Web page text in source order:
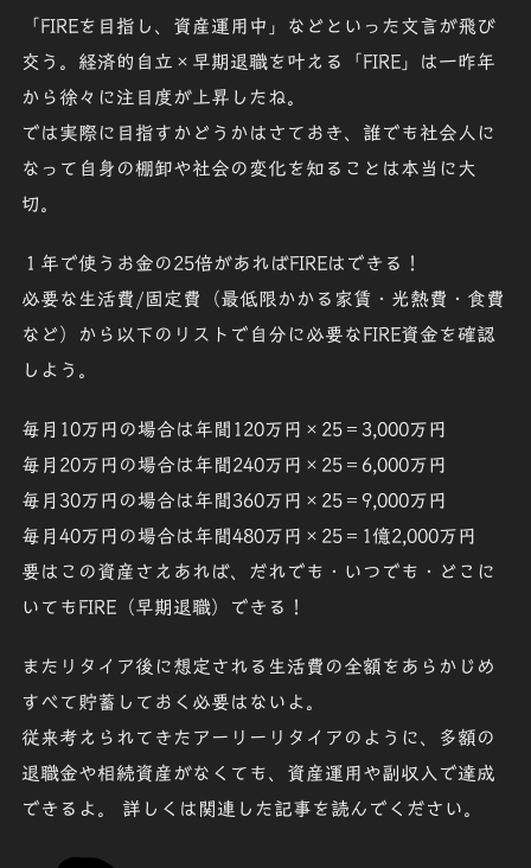
「FIREを目指し、資産運用中」などといった文言が飛び
交う。 経済的自立 × 早期退職を叶える「 FIRE」は一昨年
から徐々に注目度が上昇したね。
では実際に目指すかどうかはさておき、誰でも社会人に
なって自身の棚卸や社会の変化を知ることは本当に大
切。
１年で使うお金の25倍があればFIREはできる！
必要な生活費/固定費（最低限かかる家賃・光熱費・食費
など）から以下のリストで自分に必要なFIRE資金を確認
しよう。
毎月10万円の場合は年間120万円×25＝ 3,000万円
毎月20万円の場合は年間240万円×25＝ 6, 000万円
毎月30万円の場合は年間360万円×25＝ 9, 000万円
毎月40万円の場合は年間480万円×25＝ 1億2 000万円
要はこの資産さえあれば、だれでも・いつでも・どこに
いてもFIRE（早期退職）できる！
またリタイア後に想定される生活費の全額をあらかじめ
すべて貯蓄しておく必要はない よ。
従来考えられてきたアーリーリタイアのように、
多額の
退職金や相続資産 がなくても、資産運用や副収入で達成
できるよ。 詳しくは関連した記事を読んでください。